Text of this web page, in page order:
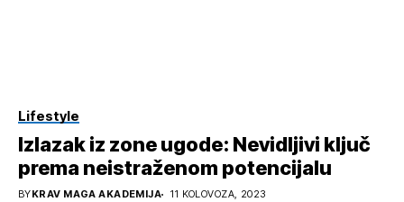
Lifestyle
Izlazak iz zone ugode: Nevidljivi ključ
prema neistraženom potencijalu
BYKRAV MAGA AKADEMIJA 11 KOLOVOZA, 2023